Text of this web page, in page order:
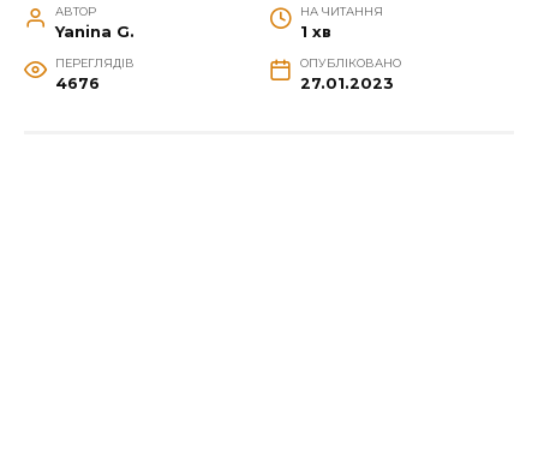
АВТОР
Yanina G.
НА ЧИТАННЯ
1 хв
ПЕРЕГЛЯДІВ
4676
ОПУБЛІКОВАНО
27.01.2023